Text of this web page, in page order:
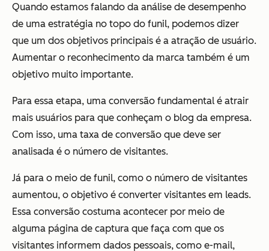
Quando estamos falando da análise de desempenho
de uma estratégia no topo do funil, podemos dizer
que um dos objetivos principais é a atração de usuário.
Aumentar o reconhecimento da marca também é um
objetivo muito importante.
Para essa etapa, uma conversão fundamental é atrair
mais usuários para que conheçam o blog da empresa.
Com isso, uma taxa de conversão que deve ser
analisada é o número de visitantes.
Já para o meio de funil, como o número de visitantes
aumentou, o objetivo é converter visitantes em leads.
Essa conversão costuma acontecer por meio de
alguma página de captura que faça com que os
visitantes informem dados pessoais, como e-mail,